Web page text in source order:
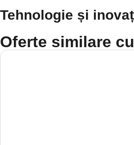
Tehnologie și
Oferte similare cu